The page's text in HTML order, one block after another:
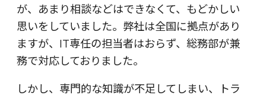
が、あまり相談などはできなくて、もどかしい
思いをしていました。弊社は全国に拠点があり
ますが、IT専任の担当者はおらず、総務部が兼
務で対応しておりました。
しかし、専門的な知識が不足してしまい、トラ